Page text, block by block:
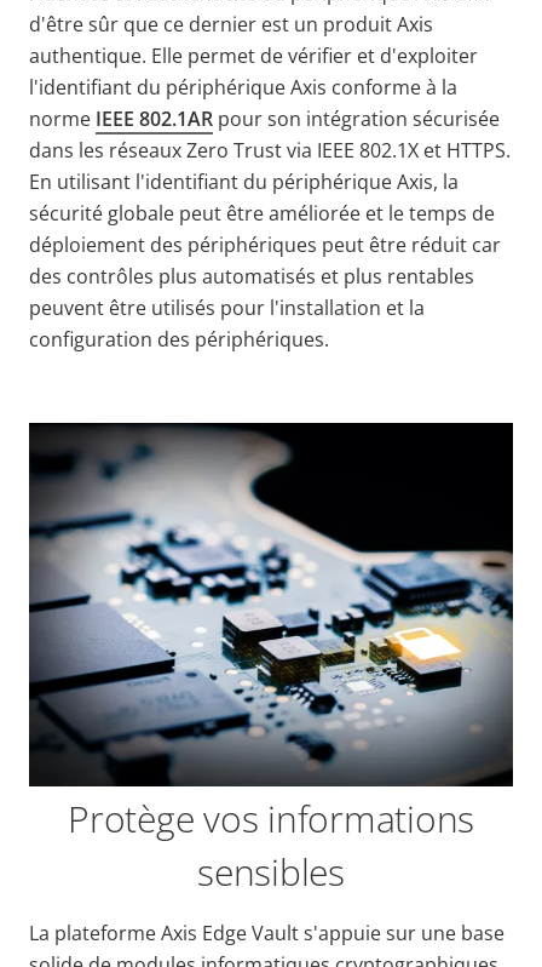
d'être sûr que ce dernier est un produit Axis
authentique. Elle permet de vérifier et d'exploiter
l'identifiant du périphérique Axis conforme à la
norme IEEE 802.1AR pour son intégration sécurisée
dans les réseaux Zero Trust via IEEE 802.1X et HTTPS.
En utilisant l'identifiant du périphérique Axis, la
sécurité globale peut être améliorée et le temps de
déploiement des périphériques peut être réduit car
des contrôles plus automatisés et plus rentables
peuvent être utilisés pour l'installation et la
configuration des périphériques.
Protège vos informations
sensibles
La plateforme Axis Edge Vault s'appuie sur une base